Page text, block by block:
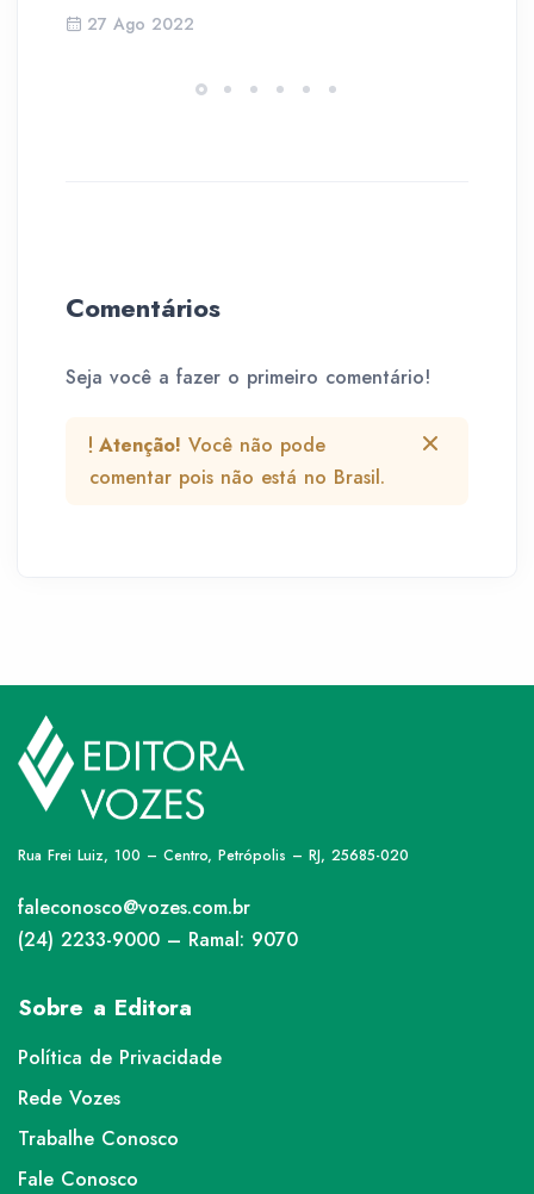
27 Ago 2022
Comentários
Seja você a fazer o primeiro comentário!
Atenção! Você não pode
comentar pois não está no Brasil.
Rua Frei Luiz, 100 – Centro, Petrópolis – RJ, 25685-020
faleconosco@vozes.com.br
(24) 2233-9000 – Ramal: 9070
Sobre a Editora
Política de Privacidade
Rede Vozes
Trabalhe Conosco
Fale Conosco